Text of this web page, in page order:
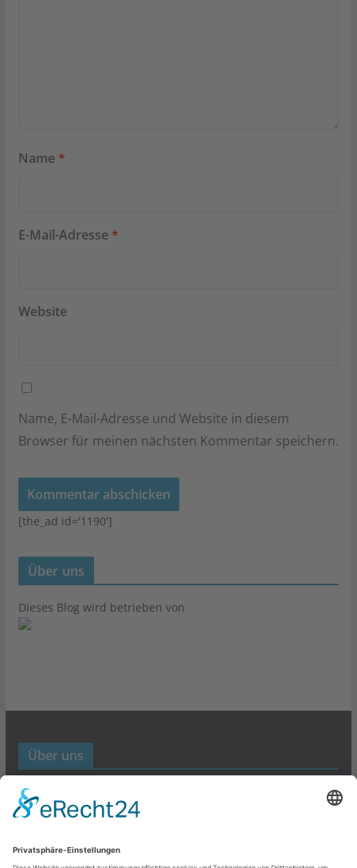
Name *
E-Mail-Adresse *
Website
Name, E-Mail-Adresse und Website in diesem
Browser für meinen nächsten Kommentar speichern.
[the_ad id='1190']
Über uns
Dieses Blog wird betrieben von
Über uns
Werbund- und Marketing Blog
Links
Datenschutz